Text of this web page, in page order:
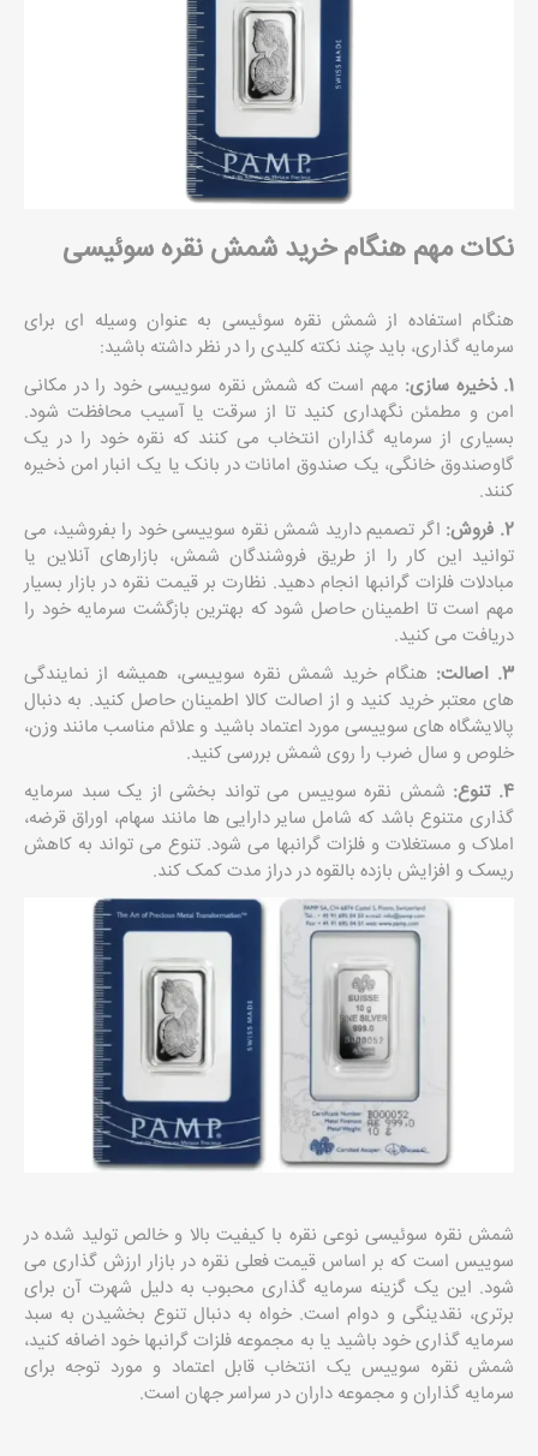
نکات مهم هنگام خرید شمش نقره سوئیسی
هنگام استفاده از شمش نقره سوئیسی به عنوان وسیله ای برای
سرمایه گذاری، باید چند نکته کلیدی را در نظر داشته باشید:
1. ذخیره سازی:
مهم است که شمش نقره سوییسی خود را در مکانی
امن و مطمئن نگهداری کنید تا از سرقت یا آسیب محافظت شود.
بسیاری از سرمایه گذاران انتخاب می کنند که نقره خود را در یک
گاوصندوق خانگی، یک صندوق امانات در بانک یا یک انبار امن ذخیره
کنند.
2. فروش:
اگر تصمیم دارید شمش نقره سوییسی خود را بفروشید، می
توانید این کار را از طریق فروشندگان شمش، بازارهای آنلاین یا
مبادلات فلزات گرانبها انجام دهید. نظارت بر قیمت نقره در بازار بسیار
مهم است تا اطمینان حاصل شود که بهترین بازگشت سرمایه خود را
دریافت می کنید.
3. اصالت:
هنگام خرید شمش نقره سوییسی، همیشه از نمایندگی
های معتبر خرید کنید و از اصالت کالا اطمینان حاصل کنید. به دنبال
پالایشگاه های سوییسی مورد اعتماد باشید و علائم مناسب مانند وزن،
خلوص و سال ضرب را روی شمش بررسی کنید.
4. تنوع:
شمش نقره سوییس می تواند بخشی از یک سبد سرمایه
گذاری متنوع باشد که شامل سایر دارایی ها مانند سهام، اوراق قرضه،
املاک و مستغلات و فلزات گرانبها می شود. تنوع می تواند به کاهش
ریسک و افزایش بازده بالقوه در دراز مدت کمک کند.
شمش نقره سوئیسی نوعی نقره با کیفیت بالا و خالص تولید شده در
سوییس است که بر اساس قیمت فعلی نقره در بازار ارزش گذاری می
شود. این یک گزینه سرمایه گذاری محبوب به دلیل شهرت آن برای
برتری، نقدینگی و دوام است. خواه به دنبال تنوع بخشیدن به سبد
سرمایه گذاری خود باشید یا به مجموعه فلزات گرانبها خود اضافه کنید،
شمش نقره سوییس یک انتخاب قابل اعتماد و مورد توجه برای
سرمایه گذاران و مجموعه داران در سراسر جهان است.